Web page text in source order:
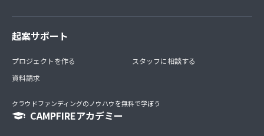
起案サポート
プロジェクトを作る
資料請求
スタッフに相談する
クラウドファンディングのノウハウを無料で学ぼう
CAMPFIREアカデミー